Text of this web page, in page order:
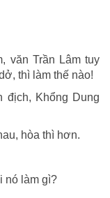
văn Trần Lâm tuy
thì làm thế nào!
địch, Khổng Dung
hòa thì hơn.
nó làm gì?